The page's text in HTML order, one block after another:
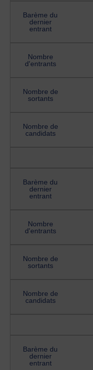
Barème du
dernier
entrant
Nombre
d'entrants
Nombre de
sortants
Nombre de
candidats
Barème du
dernier
entrant
Nombre
d'entrants
Nombre de
sortants
Nombre de
candidats
Barème du
dernier
entrant